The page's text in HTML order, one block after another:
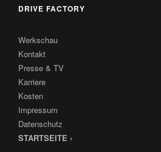
DRIVE FACTORY
Werkschau
Kontakt
Presse & TV
Karriere
Kosten
Impressum
Datenschutz
STARTSEITE ›